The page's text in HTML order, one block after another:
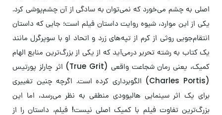
اصلی به چشم می‌خورد که نمی‌توان به سادگی از آن چشم‌پوشی کرد.
یکی از این موارد، شیوه روایت داستان فیلم است؛ جایی که داستان
انتقام‌جویی روثی از کرم از تپه‌های زرد و اتحاد او با سوپرگرل مانند
یک کتاب به رشته تحریر درمی‌آید که از یکی از بزرگ‌ترین منابع الهام
کمیک، یعنی رمان شجاعت واقعی (True Grit) اثر چارلز پورتیس
(Charles Portis) الگوبرداری کرده است. اگرچه چنین تغییری
برای یک اثر سینمایی هالیوودی منطقی به نظر می‌رسد، اما این
بزرگ‌ترین تفاوت فیلم با کمیک اصلی نیست! فیلم، داستان را از